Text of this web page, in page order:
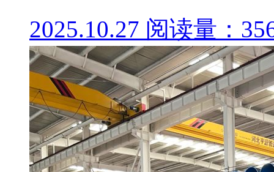
2025.10.27 阅读量：